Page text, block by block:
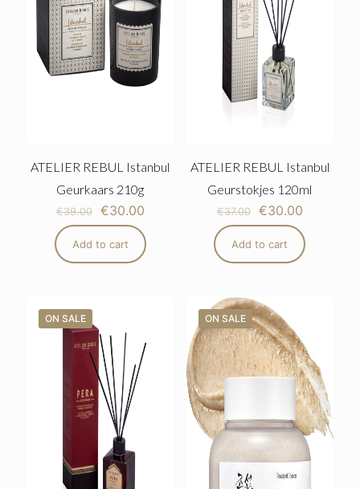
ATELIER REBUL Istanbul
Geurkaars 210g
€39.00 €30.00
Add to cart
ATELIER REBUL Istanbul
Geurstokjes 120ml
€37.00 €30.00
Add to cart
ON SALE ON SALE